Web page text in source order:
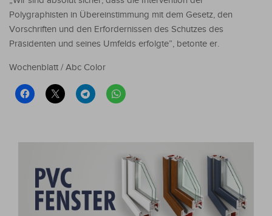
Polygraphisten in Übereinstimmung mit dem Gesetz, den
Vorschriften und den Erfordernissen des Schutzes des
Präsidenten und seines Umfelds erfolgte”, betonte er.
Wochenblatt / Abc Color